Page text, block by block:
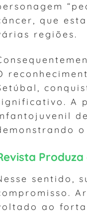
que
regiões.
A
sentido,
ao